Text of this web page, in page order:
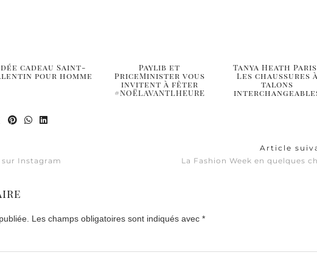
cadeau Saint-
pour homme
Paylib et
PriceMinister vous
invitent à fêter
#NOËLAVANTLHEURE
Tanya Heath
Les chaussures à
talons
sur Instagram
Article
La Fashion Week en quelques
Les champs obligatoires sont indiqués avec *